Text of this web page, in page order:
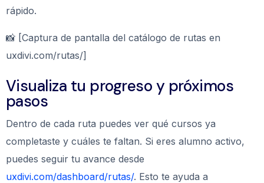
rápido.
📸 [Captura de pantalla del catálogo de rutas en
uxdivi.com/rutas/]
Visualiza tu progreso y próximos
pasos
Dentro de cada ruta puedes ver qué cursos ya
completaste y cuáles te faltan. Si eres alumno activo,
puedes seguir tu avance desde
uxdivi.com/dashboard/rutas/. Esto te ayuda a